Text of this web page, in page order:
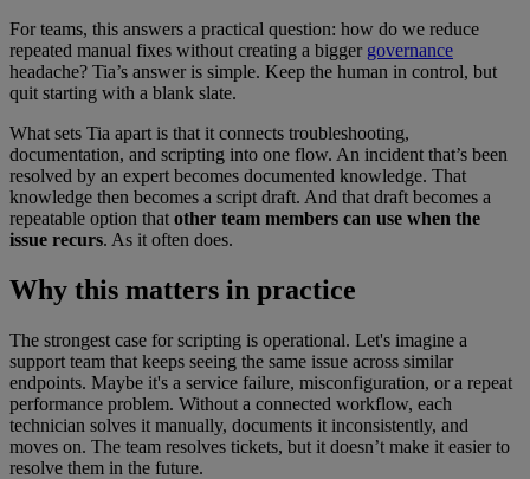
For teams, this answers a practical question: how do we reduce
repeated manual fixes without creating a bigger governance
headache? Tia’s answer is simple. Keep the human in control, but
quit starting with a blank slate.
What sets Tia apart is that it connects troubleshooting,
documentation, and scripting into one flow. An incident that’s been
resolved by an expert becomes documented knowledge. That
knowledge then becomes a script draft. And that draft becomes a
repeatable option that other team members can use when the
issue recurs. As it often does.
Why this matters in practice
The strongest case for scripting is operational. Let's imagine a
support team that keeps seeing the same issue across similar
endpoints. Maybe it's a service failure, misconfiguration, or a repeat
performance problem. Without a connected workflow, each
technician solves it manually, documents it inconsistently, and
moves on. The team resolves tickets, but it doesn’t make it easier to
resolve them in the future.